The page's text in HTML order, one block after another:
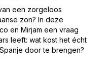
een zorgeloos
zon? In deze
en Mirjam een vraag
leeft: wat kost het écht
door te brengen?